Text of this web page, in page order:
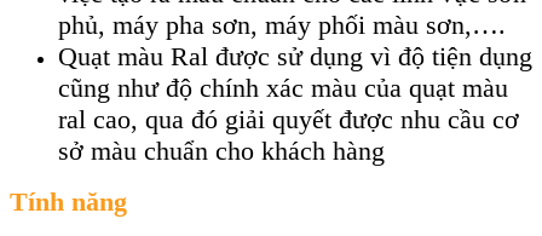
phủ, máy pha sơn, máy phối màu sơn,….
Quạt màu Ral được sử dụng vì độ tiện dụng
cũng như độ chính xác màu của quạt màu
ral cao, qua đó giải quyết được nhu cầu cơ
sở màu chuẩn cho khách hàng
Tính năng